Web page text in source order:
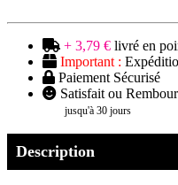
+ 3,79 € livré en
Important :
Paiement Sécurisé
Satisfait ou
jusqu'à 30 jours
Description